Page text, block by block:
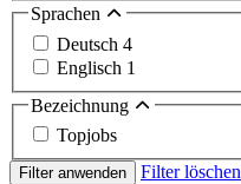
Sprachen
Deutsch 4
Englisch 1
Bezeichnung
Topjobs
Filter anwenden Filter löschen